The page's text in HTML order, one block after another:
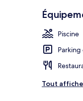
Piscine
Tout